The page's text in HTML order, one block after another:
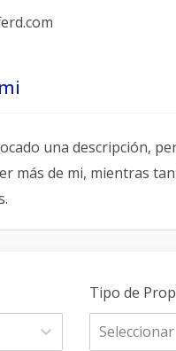
una descripción,
más de mi, mientras
Tipo de
Seleccionar